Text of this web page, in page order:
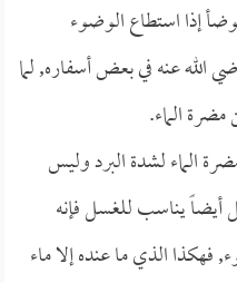
إذا استطاع الوضوء
الله عنه في بعض أسفاره, لما
الماء.
الماء لشدة البرد وليس
أيضاً يناسب للغسل فإنه
فهكذا الذي ما عنده إلا ماء